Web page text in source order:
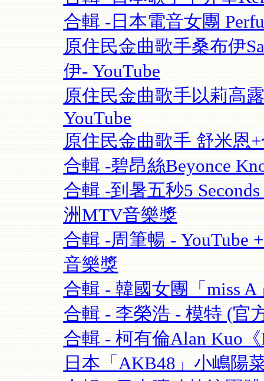
合輯 -日本電音女團
原住民金曲歌手桑布伊
伊- YouTube
原住民金曲歌手以莉高
YouTube
原住民金曲歌手 舒米恩
合輯 -碧昂絲Beyonce
合輯 -到暑五秒5
洲MTV音樂獎
合輯 -周筆暢 - YouTube
音樂獎
合輯 - 韓國女團「miss A
合輯 - 李榮浩 - 模特 (官
合輯 - 柯有倫Alan Kuo
日本「AKB48」小嶋陽